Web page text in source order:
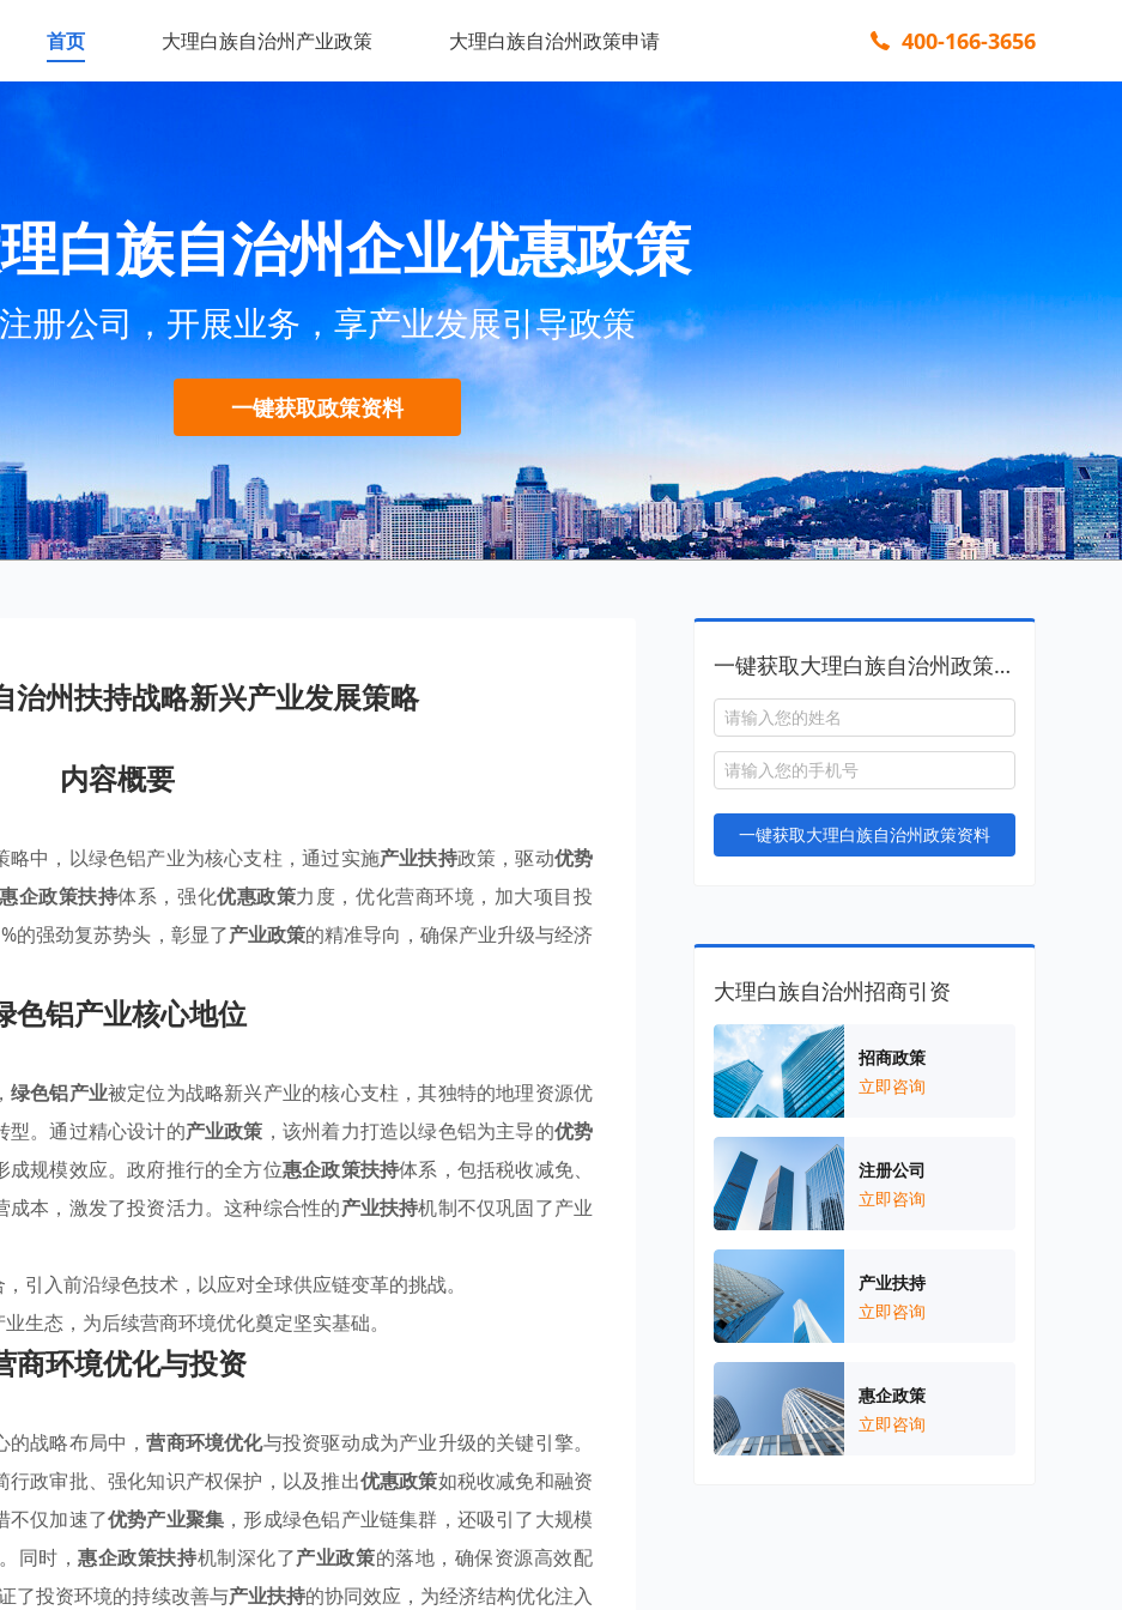
首页 大理白族自治州产业政策 大理白族自治州政策申请 400-166-3656
白族自治州企业优惠政策
注册公司，开展业务，享产业发展引导政策
一键获取政策资料
治州扶持战略新兴产业发展策略
内容概要
中，以绿色铝产业为核心支柱，通过实施产业扶持政策，驱动优势
惠企政策扶持体系，强化优惠政策力度，优化营商环境，加大项目投
的强劲复苏势头，彰显了产业政策的精准导向，确保产业升级与经济
色铝产业核心地位
绿色铝产业被定位为战略新兴产业的核心支柱，其独特的地理资源优
型。通过精心设计的产业政策 ，该州着力打造以绿色铝为主导的优势
成规模效应。政府推行的全方位惠企政策扶持体系，包括税收减免、
成本，激发了投资活力。这种综合性的产业扶持机制不仅巩固了产业
引入前沿绿色技术，以应对全球供应链变革的挑战。
生态，为后续营商环境优化奠定坚实基础。
商环境优化与投资
的战略布局中，营商环境优化与投资驱动成为产业升级的关键引擎。
行政审批、强化知识产权保护，以及推出优惠政策如税收减免和融资
不仅加速了优势产业聚集 ，形成绿色铝产业链集群，还吸引了大规模
同时，惠企政策扶持机制深化了产业政策的落地，确保资源高效配
了投资环境的持续改善与产业扶持的协同效应，为经济结构优化注入
一键获取大理白族自治州政策资料
一键获取大理白族自治州政策资料
大理白族自治州招商引资
招商政策
立即咨询
注册公司
立即咨询
产业扶持
立即咨询
惠企政策
立即咨询